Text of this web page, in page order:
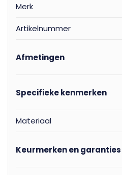
Merk
Artikelnummer
Afmetingen
Specifieke kenmerken
Materiaal
Keurmerken en garanties